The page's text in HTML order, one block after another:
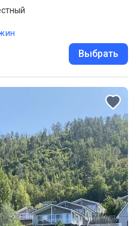
Выбрать